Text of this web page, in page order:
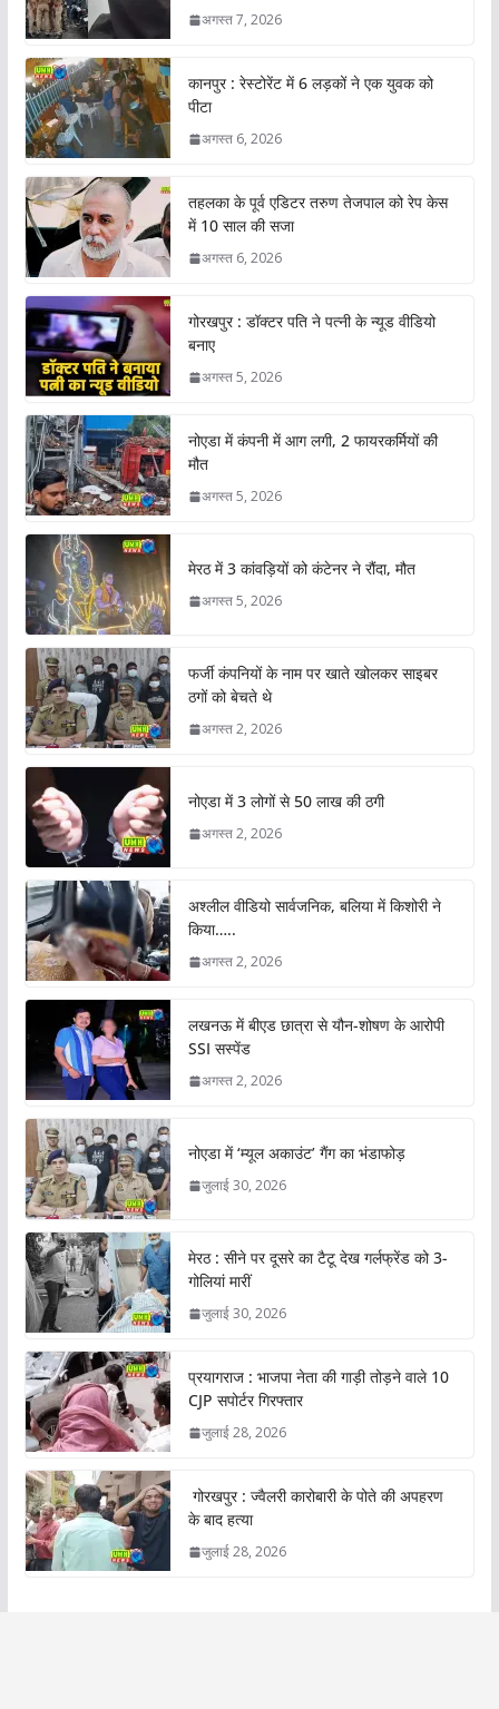
अगस्त 7, 2026
कानपुर : रेस्टोरेंट में 6 लड़कों ने एक युवक को
पीटा
अगस्त 6, 2026
तहलका के पूर्व एडिटर तरुण तेजपाल को रेप केस
में 10 साल की सजा
अगस्त 6, 2026
गोरखपुर : डॉक्टर पति ने पत्नी के न्यूड वीडियो
बनाए
अगस्त 5, 2026
नोएडा में कंपनी में आग लगी, 2 फायरकर्मियों की
मौत
अगस्त 5, 2026
मेरठ में 3 कांवड़ियों को कंटेनर ने रौंदा, मौत
अगस्त 5, 2026
फर्जी कंपनियों के नाम पर खाते खोलकर साइबर
ठगों को बेचते थे
अगस्त 2, 2026
नोएडा में 3 लोगों से 50 लाख की ठगी
अगस्त 2, 2026
अश्लील वीडियो सार्वजनिक, बलिया में किशोरी ने
किया…..
अगस्त 2, 2026
लखनऊ में बीएड छात्रा से यौन-शोषण के आरोपी
SSI सस्पेंड
अगस्त 2, 2026
नोएडा में ‘म्यूल अकाउंट’ गैंग का भंडाफोड़
जुलाई 30, 2026
मेरठ : सीने पर दूसरे का टैटू देख गर्लफ्रेंड को 3-
गोलियां मारीं
जुलाई 30, 2026
प्रयागराज : भाजपा नेता की गाड़ी तोड़ने वाले 10
CJP सपोर्टर गिरफ्तार
जुलाई 28, 2026
गोरखपुर : ज्वैलरी कारोबारी के पोते की अपहरण
के बाद हत्या
जुलाई 28, 2026